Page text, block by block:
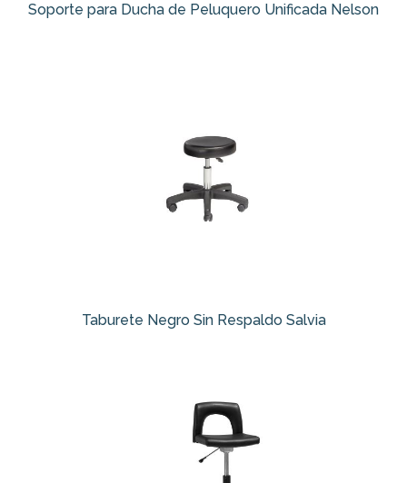
Soporte para Ducha de Peluquero Unificada Nelson
Taburete Negro Sin Respaldo Salvia